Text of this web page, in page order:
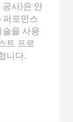
공사)은 안
포먼스
을 사용
트 프로
니다.